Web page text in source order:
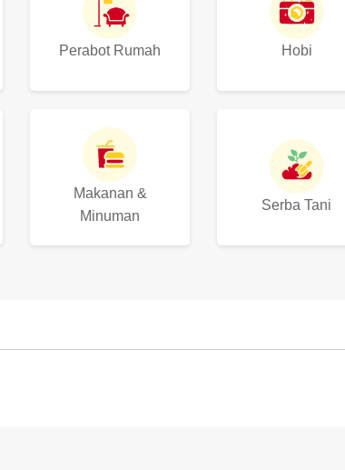
Perabot Rumah Hobi
Makanan &
Minuman
Serba Tani